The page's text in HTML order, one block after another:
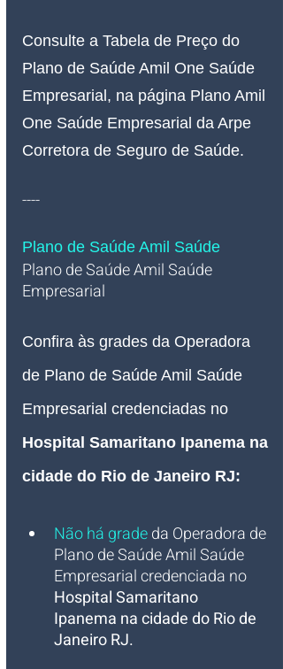
Consulte a Tabela de Preço do
Plano de Saúde Amil One Saúde
Empresarial, na página Plano Amil
One Saúde Empresarial da Arpe
Corretora de Seguro de Saúde.
----
Plano de Saúde Amil Saúde
Plano de Saúde Amil Saúde
Empresarial
Confira às grades da Operadora
de Plano de Saúde Amil Saúde
Empresarial credenciadas no
Hospital Samaritano Ipanema na
cidade do Rio de Janeiro RJ:
Não há grade da Operadora de
Plano de Saúde Amil Saúde
Empresarial credenciada no
Hospital Samaritano
Ipanema na cidade do Rio de
Janeiro RJ.